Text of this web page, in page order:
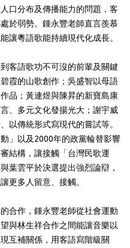
口分布及傳播能力的問題，客
於弱勢。鍾永豐老師直言羨慕
讓粵語歌能持續現代化成長。
客語歌功不可沒的前輩及關鍵
霞的山歌創作；吳盛智以母語
品；黃連煜與陳昇的新寶島康
、多元文化發揚光大；謝宇威
以傳統形式寫現代的嘗試等。
動」以及2000年的政黨輪替影響
結構，讓接觸「台灣民歌運
葉雲平於決選提出強烈論辯，
更多人留意、接觸。
合作，鍾永豐老師從社會運動
與林生祥合作之間能讓音樂以
互補關係，用客語寫階級關